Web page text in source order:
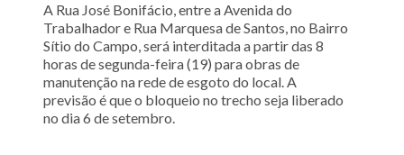
A Rua José Bonifácio, entre a Avenida do
Trabalhador e Rua Marquesa de Santos, no Bairro
Sítio do Campo, será interditada a partir das 8
horas de segunda-feira (19) para obras de
manutenção na rede de esgoto do local. A
previsão é que o bloqueio no trecho seja liberado
no dia 6 de setembro.